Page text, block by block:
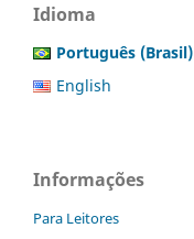
Idioma
Português (Brasil)
English
Informações
Para Leitores